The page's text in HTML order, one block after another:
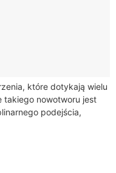
które dotykają wielu
takiego nowotworu jest
podejścia,
Wybór